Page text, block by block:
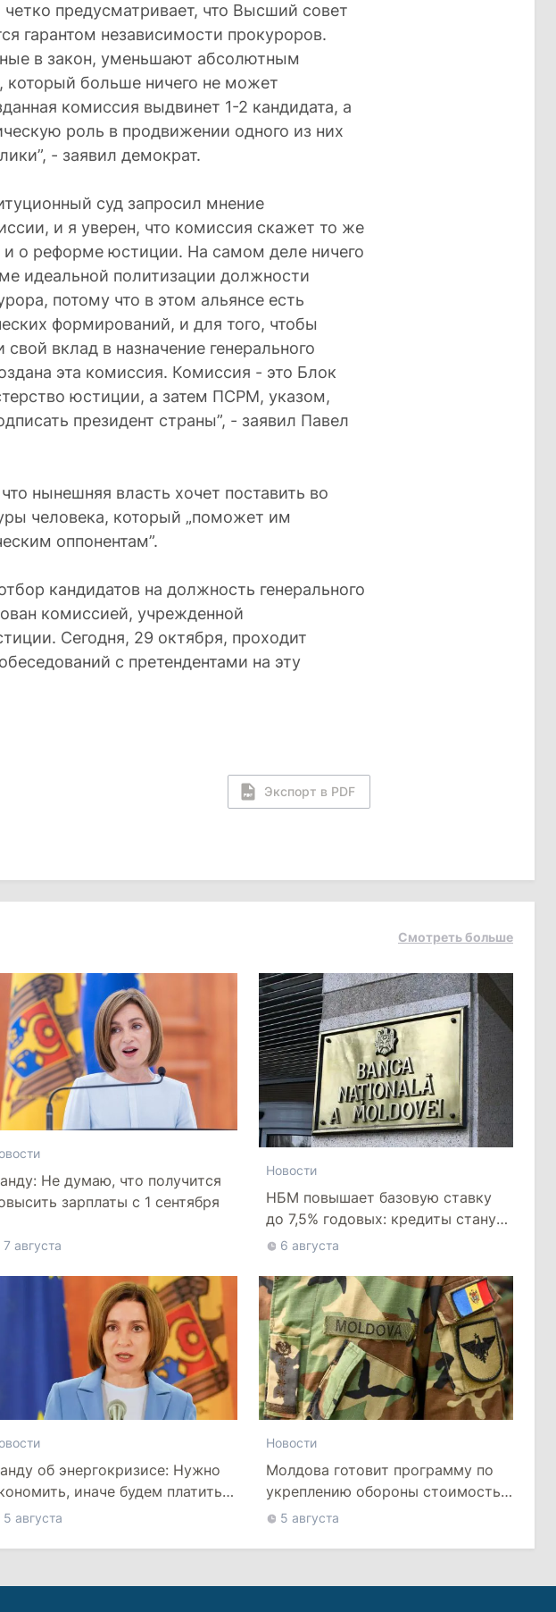
четко предусматривает, что Высший совет
гарантом независимости прокуроров.
в закон, уменьшают абсолютным
больше ничего не может
комиссия выдвинет 1-2 кандидата, а
роль в продвижении одного из них
- заявил демократ.
суд запросил мнение
и я уверен, что комиссия скажет то же
и о реформе юстиции. На самом деле ничего
идеальной политизации должности
потому что в этом альянсе есть
формирований, и для того, чтобы
вклад в назначение генерального
эта комиссия. Комиссия - это Блок
юстиции, а затем ПСРМ, указом,
президент страны”, - заявил Павел
нынешняя власть хочет поставить во
человека, который „поможет им
оппонентам”.
кандидатов на должность генерального
комиссией, учрежденной
Сегодня, 29 октября, проходит
с претендентами на эту
Экспорт в PDF
Смотреть больше
Не думаю, что получится
зарплаты с 1 сентября
7 августа
Новости
НБМ повышает базовую ставку
до 7,5% годовых: кредиты станут
дороже
6 августа
об энергокризисе: Нужно
иначе будем платить
высокие тарифы
5 августа
Новости
Молдова готовит программу по
укреплению обороны стоимостью
более 10 млрд леев на ближайшие
5 августа